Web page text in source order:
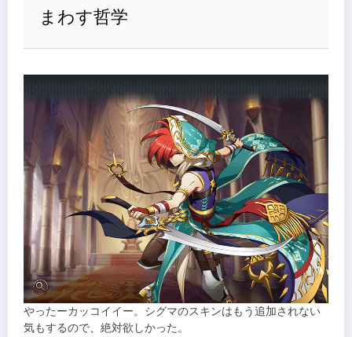
まわす哲学
やったーカッコイイー。シグマのスキンはもう追加されない
気もするので、絶対欲しかった。